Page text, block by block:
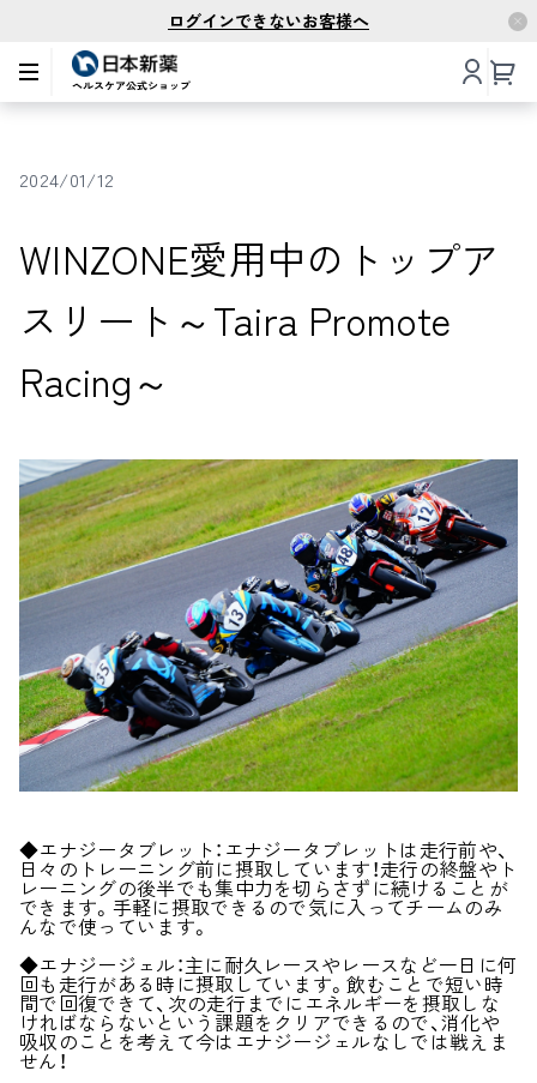
ログインできないお客様へ
2024/01/12
WINZONE愛用中のトップア
スリート～Taira Promote
Racing～
◆エナジータブレット：エナジータブレットは走行前や、
日々のトレーニング前に摂取しています！走行の終盤やト
レーニングの後半でも集中力を切らさずに続けることが
できます。手軽に摂取できるので気に入ってチームのみ
んなで使っています。
◆エナジージェル：主に耐久レースやレースなど一日に何
回も走行がある時に摂取しています。飲むことで短い時
間で回復できて、次の走行までにエネルギーを摂取しな
ければならないという課題をクリアできるので、消化や
吸収のことを考えて今はエナジージェルなしでは戦えま
せん！